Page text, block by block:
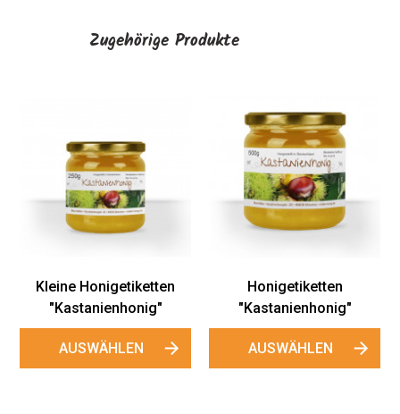
Zugehörige Produkte
Honigetiketten
"Kastanienhonig"
AUSWÄHLEN
Runde Etiketten
"Kastanienhonig"